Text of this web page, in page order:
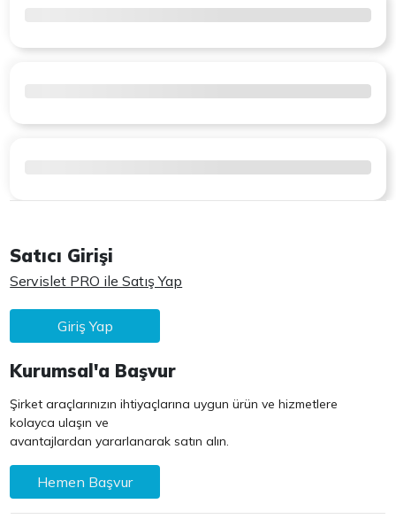
Satıcı Girişi
Servislet PRO ile Satış Yap
Giriş Yap
Kurumsal'a Başvur
Şirket araçlarınızın ihtiyaçlarına uygun ürün ve hizmetlere
kolayca ulaşın ve
avantajlardan yararlanarak satın alın.
Hemen Başvur